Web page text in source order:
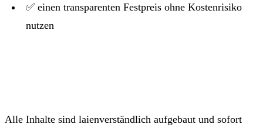
✅ einen transparenten Festpreis ohne Kostenrisiko
nutzen
Alle Inhalte sind laienverständlich aufgebaut und sofort